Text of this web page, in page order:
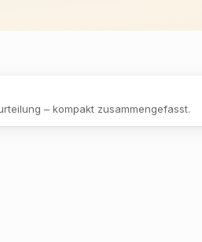
– kompakt zusammengefasst.